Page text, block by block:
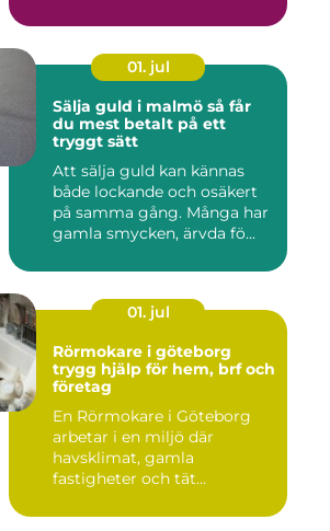
01. jul
Sälja guld i malmö så får
du mest betalt på ett
tryggt sätt
Att sälja guld kan kännas
både lockande och osäkert
på samma gång. Många har
gamla smycken, ärvda fö...
01. jul
Rörmokare i göteborg
trygg hjälp för hem, brf och
företag
En Rörmokare i Göteborg
arbetar i en miljö där
havsklimat, gamla
fastigheter och tät